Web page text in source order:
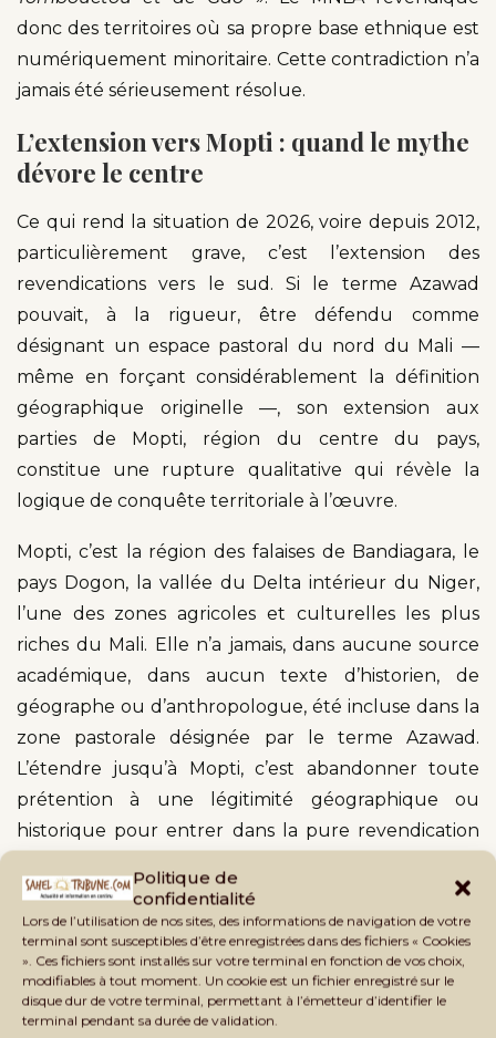
Politique de
confidentialité
Lors de l’utilisation de nos sites, des informations de navigation de votre
terminal sont susceptibles d’être enregistrées dans des fichiers « Cookies
». Ces fichiers sont installés sur votre terminal en fonction de vos choix,
modifiables à tout moment. Un cookie est un fichier enregistré sur le
disque dur de votre terminal, permettant à l’émetteur d’identifier le
terminal pendant sa durée de validation.
donc des territoires où sa propre base ethnique est
numériquement minoritaire. Cette contradiction n’a
jamais été sérieusement résolue.
L’extension vers Mopti : quand le mythe
dévore le centre
Ce qui rend la situation de 2026, voire depuis 2012,
particulièrement grave, c’est l’extension des
revendications vers le sud. Si le terme Azawad
pouvait, à la rigueur, être défendu comme
désignant un espace pastoral du nord du Mali —
même en forçant considérablement la définition
géographique originelle —, son extension aux
parties de Mopti, région du centre du pays,
constitue une rupture qualitative qui révèle la
logique de conquête territoriale à l’œuvre.
Mopti, c’est la région des falaises de Bandiagara, le
pays Dogon, la vallée du Delta intérieur du Niger,
l’une des zones agricoles et culturelles les plus
riches du Mali. Elle n’a jamais, dans aucune source
académique, dans aucun texte d’historien, de
géographe ou d’anthropologue, été incluse dans la
zone pastorale désignée par le terme Azawad.
L’étendre jusqu’à Mopti, c’est abandonner toute
prétention à une légitimité géographique ou
historique pour entrer dans la pure revendication
»de Théodore Monod devient un État s’étendant
jusqu’au centre du Mali, nous ne sommes plus dans
la géographie. Nous sommes dans la géopolitique
de la fragmentation.